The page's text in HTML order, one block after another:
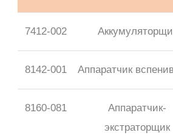
7412-002
8142-001 Аппаратчик
8160-081
Аппаратчик-
экстраторщик